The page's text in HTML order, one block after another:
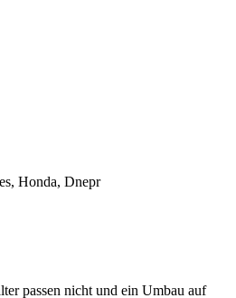
Honda, Dnepr
passen nicht und ein Umbau auf